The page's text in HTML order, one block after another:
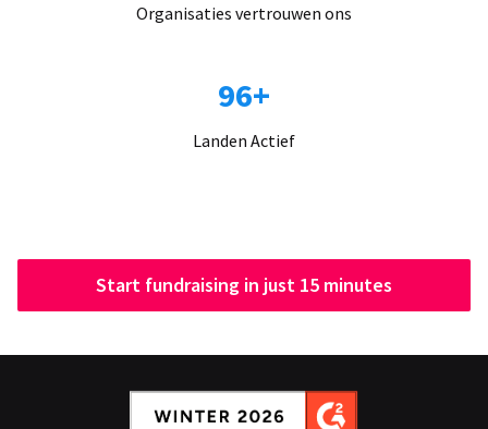
Organisaties vertrouwen ons
96+
Landen Actief
Start fundraising in just 15 minutes